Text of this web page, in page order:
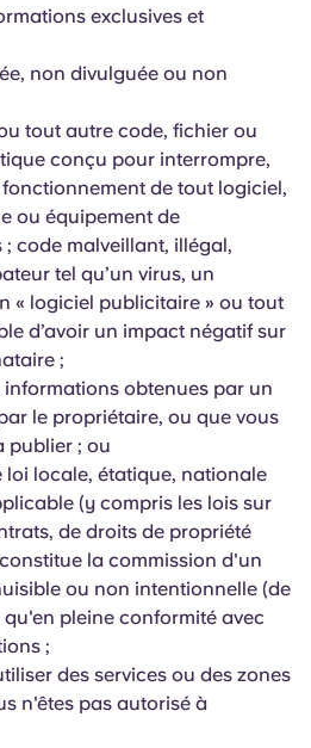
exclusives et
non divulguée ou non
tout autre code, fichier ou
conçu pour interrompre,
de tout logiciel,
ou équipement de
code malveillant, illégal,
tel qu’un virus, un
« logiciel publicitaire » ou tout
d’avoir un impact négatif sur
;
obtenues par un
le propriétaire, ou que vous
publier ; ou
loi locale, étatique, nationale
(y compris les lois sur
de droits de propriété
la commission d'un
ou non intentionnelle (de
pleine conformité avec
;
des services ou des zones
n'êtes pas autorisé à